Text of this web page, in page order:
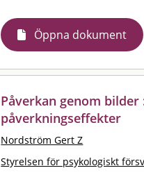
Öppna dokument
Påverkan genom
påverkningseffekter
Nordström Gert Z
Styrelsen för psykologiskt